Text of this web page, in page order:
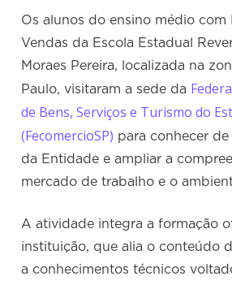
Os alunos do ensino médio com
Vendas da Escola Estadual
Moraes Pereira, localizada na
Paulo, visitaram a sede da
de Bens, Serviços e Turismo do
(FecomercioSP) para conhecer
da Entidade e ampliar a
mercado de trabalho e o
A atividade integra a formação
instituição, que alia o conteúdo
a conhecimentos técnicos